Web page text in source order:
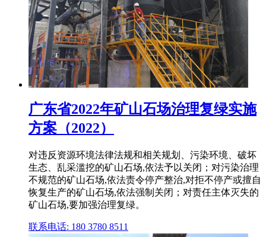
广东省2022年矿山石场治理复绿实施
方案（2022）
对违反资源环境法律法规和相关规划、污染环境、破坏
生态、乱采滥挖的矿山石场,依法予以关闭；对污染治理
不规范的矿山石场,依法责令停产整治,对拒不停产或擅自
恢复生产的矿山石场,依法强制关闭；对责任主体灭失的
矿山石场,要加强治理复绿。
联系电话: 180 3780 8511